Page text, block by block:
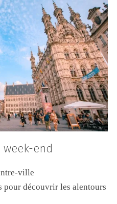
week-end
ville
pour découvrir les alentours